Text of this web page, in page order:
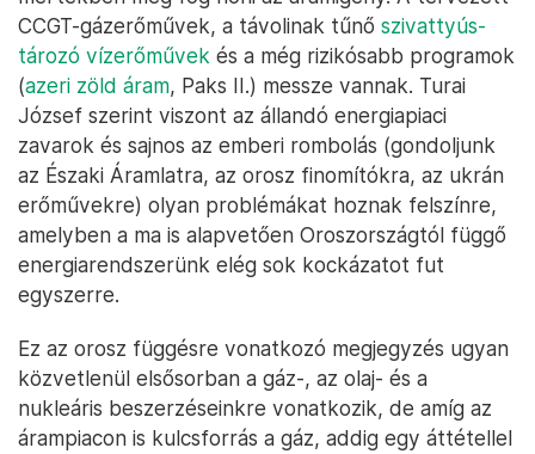
CCGT-gázerőművek, a távolinak tűnő szivattyús-
tározó vízerőművek és a még rizikósabb programok
(azeri zöld áram, Paks II.) messze vannak. Turai
József szerint viszont az állandó energiapiaci
zavarok és sajnos az emberi rombolás (gondoljunk
az Északi Áramlatra, az orosz finomítókra, az ukrán
erőművekre) olyan problémákat hoznak felszínre,
amelyben a ma is alapvetően Oroszországtól függő
energiarendszerünk elég sok kockázatot fut
egyszerre.
Ez az orosz függésre vonatkozó megjegyzés ugyan
közvetlenül elsősorban a gáz-, az olaj- és a
nukleáris beszerzéseinkre vonatkozik, de amíg az
árampiacon is kulcsforrás a gáz, addig egy áttétellel